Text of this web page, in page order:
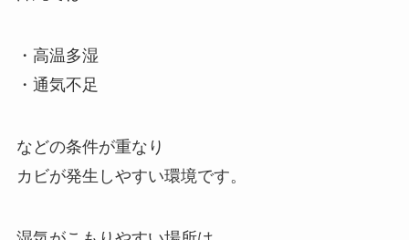
・高温多湿
・通気不足
などの条件が重なり
カビが発生しやすい環境です。